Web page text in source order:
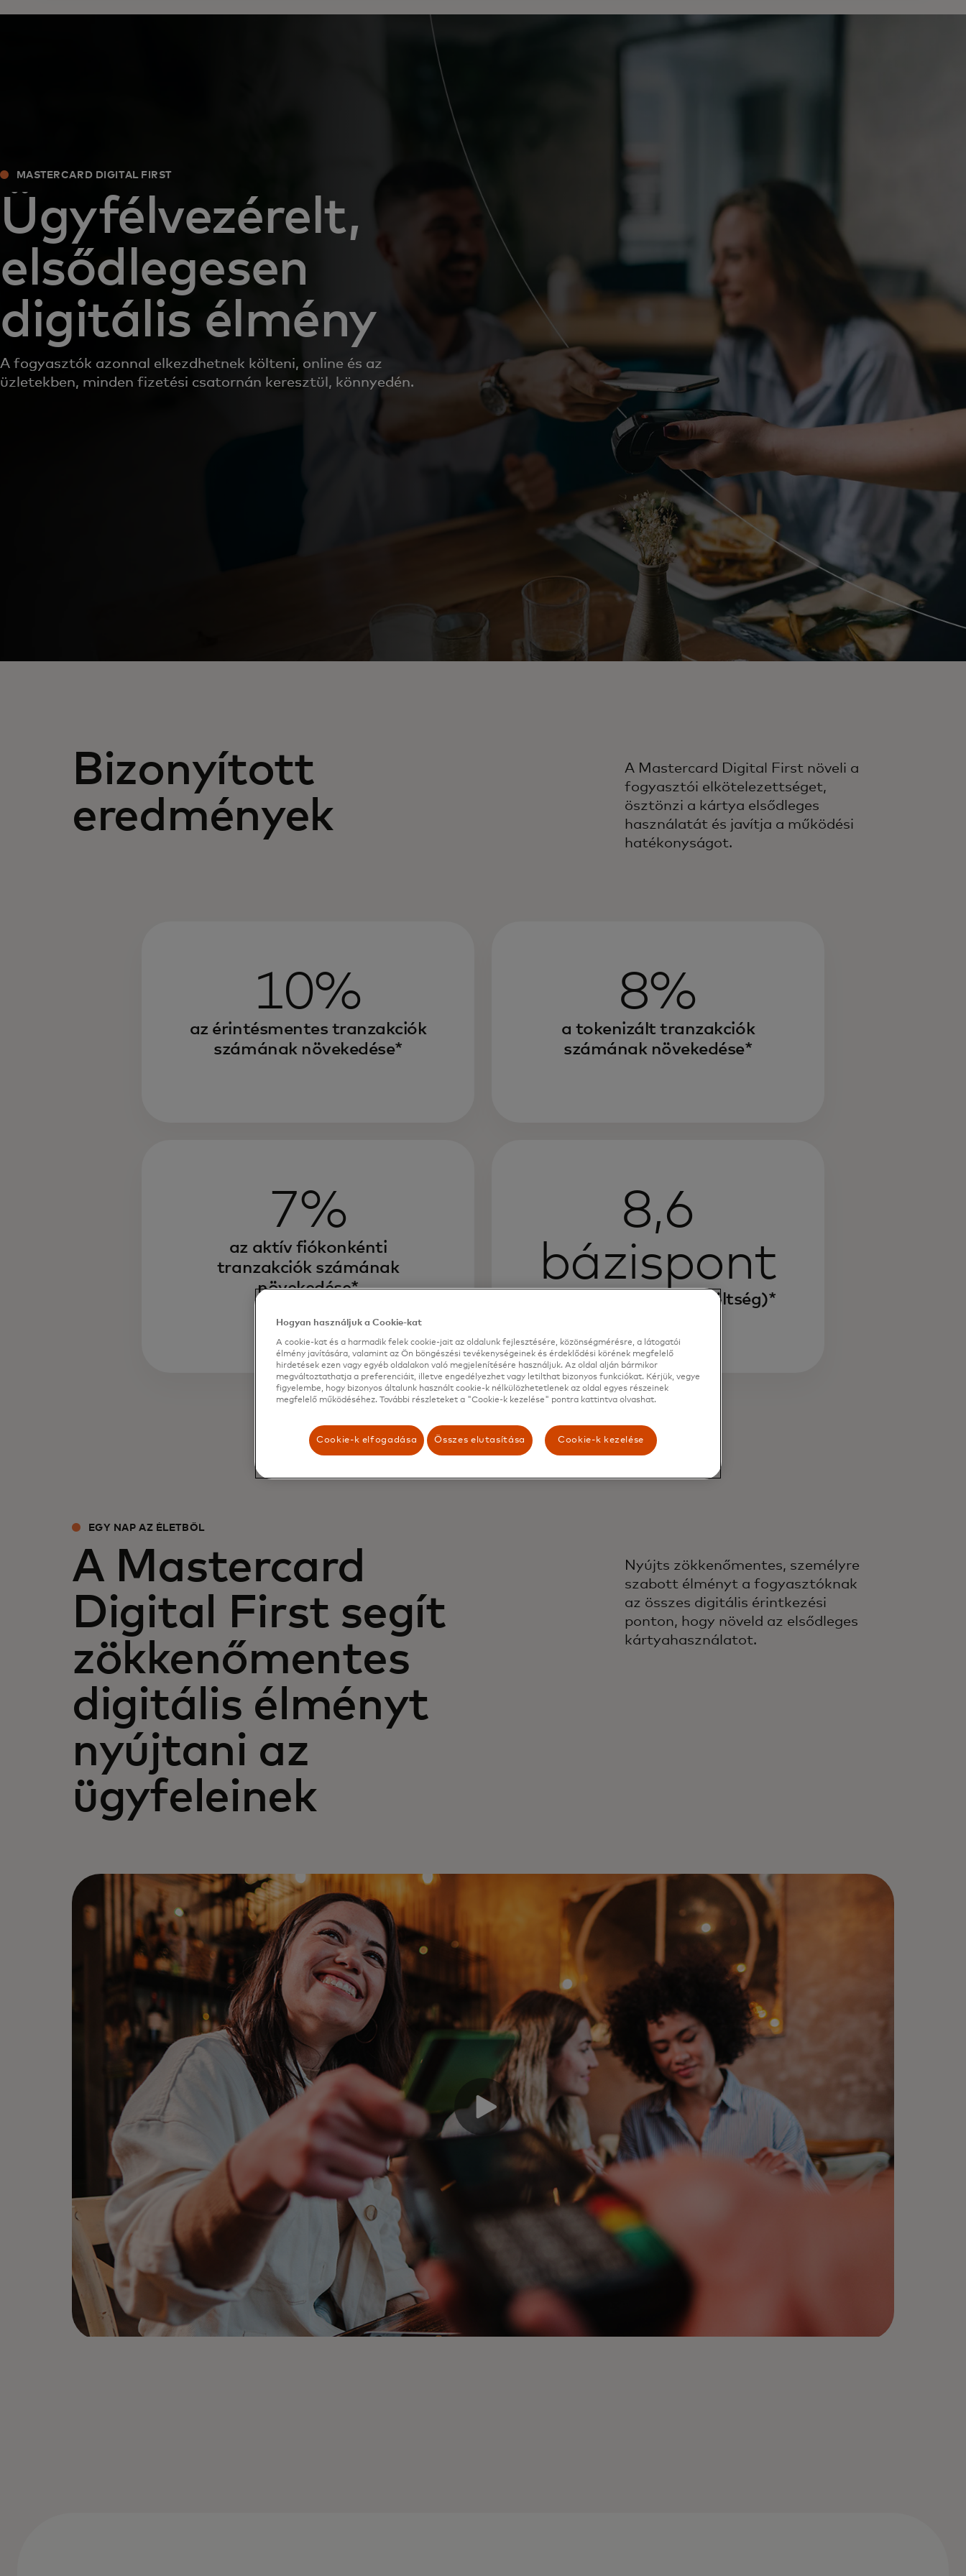
MASTERCARD DIGITAL FIRST
Ügyfélvezérelt,
elsődlegesen
digitális élmény
A fogyasztók azonnal elkezdhetnek költeni, online és az
üzletekben, minden fizetési csatornán keresztül, könnyedén.
Bizonyított
eredmények
A Mastercard Digital First növeli a
fogyasztói elkötelezettséget,
ösztönzi a kártya elsődleges
használatát és javítja a működési
hatékonyságot.
10%
az érintésmentes tranzakciók
számának növekedése*
8%
a tokenizált tranzakciók
számának növekedése*
7%
az aktív fiókonkénti
tranzakciók számának
növekedése*
8,6
bázispont
csalás csökkentése (költség)*
EGY NAP AZ ÉLETBŐL
A Mastercard
Digital First segít
zökkenőmentes
digitális élményt
nyújtani az
ügyfeleinek
Nyújts zökkenőmentes, személyre
szabott élményt a fogyasztóknak
az összes digitális érintkezési
ponton, hogy növeld az elsődleges
kártyahasználatot.
Hogyan használjuk a Cookie-kat
A cookie-kat és a harmadik felek cookie-jait az oldalunk fejlesztésére, közönségmérésre, a látogatói
élmény javítására, valamint az Ön böngészési tevékenységeinek és érdeklődési körének megfelelő
hirdetések ezen vagy egyéb oldalakon való megjelenítésére használjuk. Az oldal alján bármikor
megváltoztathatja a preferenciáit, illetve engedélyezhet vagy letilthat bizonyos funkciókat. Kérjük, vegye
figyelembe, hogy bizonyos általunk használt cookie-k nélkülözhetetlenek az oldal egyes részeinek
megfelelő működéséhez. További részleteket a "Cookie-k kezelése" pontra kattintva olvashat.
Cookie-k elfogadása Összes elutasítása Cookie-k kezelése